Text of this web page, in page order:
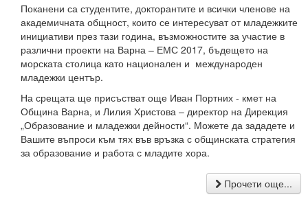
Преподаватели
Настоящи
Почетни доктори
Публикации
График на учебния процес
Проверки на учебния процес
Поканени са студентите, докторантите и всички членове на
академичната общност, които се интересуват от младежките
инициативи през тази година, възможностите за участие в
различни проекти на Варна – ЕМС 2017, бъдещето на
морската столица като национален и международен
младежки център.
На срещата ще присъстват още Иван Портних - кмет на
Община Варна, и Лилия Христова – директор на Дирекция
„Образование и младежки дейности“. Можете да зададете и
Вашите въпроси към тях във връзка с общинската стратегия
за образование и работа с младите хора.
Прочети още...